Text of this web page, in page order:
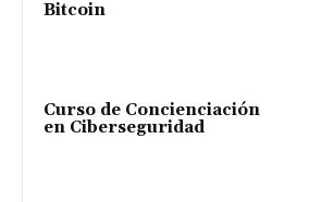
Bitcoin
Curso de Concienciación
en Ciberseguridad